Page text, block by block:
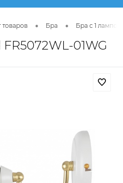
товаров • Бра • Бра с 1 лампой
01WG